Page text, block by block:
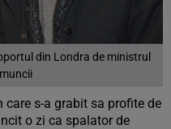
din Londra de ministrul
s-a grabit sa profite de
o zi ca spalator de